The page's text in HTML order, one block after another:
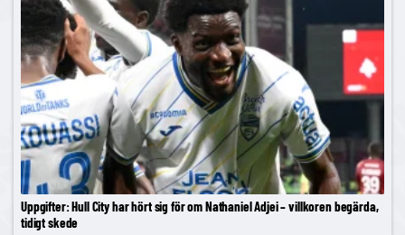
Uppgifter: Hull City har hört sig för om Nathaniel Adjei – villkoren begärda,
tidigt skede